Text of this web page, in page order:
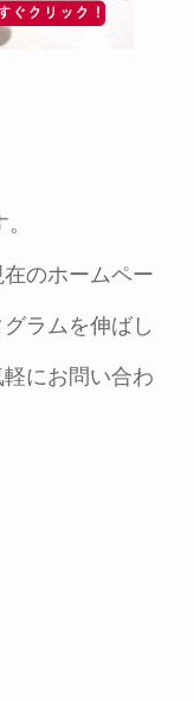
のホームペー
ラムを伸ばし
にお問い合わ